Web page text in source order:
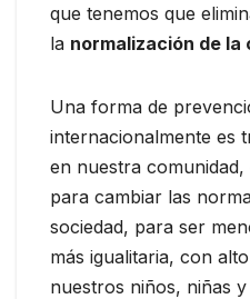
que tenemos que
la normalización de
Una forma de
internacionalmente es
en nuestra
para cambiar las
sociedad, para ser
más igualitaria, con
nuestros niños, niñas